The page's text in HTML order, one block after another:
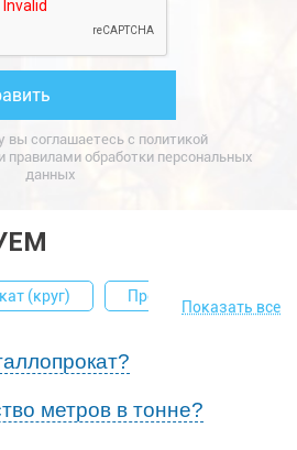
вы соглашаетесь с политикой
и правилами обработки персональных
данных
(круг) Профиль из алюминия
Показать все
метров в тонне?